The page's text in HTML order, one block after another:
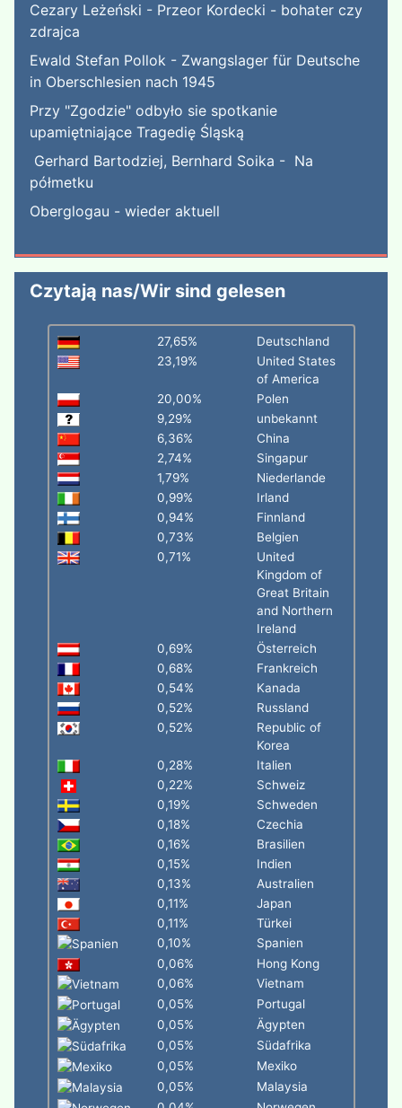
Cezary Leżeński - Przeor Kordecki - bohater czy
zdrajca
Ewald Stefan Pollok - Zwangslager für Deutsche
in Oberschlesien nach 1945
Przy "Zgodzie" odbyło sie spotkanie
upamiętniające Tragedię Śląską
Gerhard Bartodziej, Bernhard Soika - Na
półmetku
Oberglogau - wieder aktuell
Czytają nas/Wir sind gelesen
27,65%
Deutschland
23,19%
United States
of America
20,00%
Polen
9,29%
unbekannt
6,36%
China
2,74%
Singapur
1,79%
Niederlande
0,99%
Irland
0,94%
Finnland
0,73%
Belgien
0,71%
United
Kingdom of
Great Britain
and Northern
Ireland
0,69%
Österreich
0,68%
Frankreich
0,54%
Kanada
0,52%
Russland
0,52%
Republic of
Korea
0,28%
Italien
0,22%
Schweiz
0,19%
Schweden
0,18%
Czechia
0,16%
Brasilien
0,15%
Indien
0,13%
Australien
0,11%
Japan
0,11%
Türkei
0,10%
Spanien
0,06%
Hong Kong
0,06%
Vietnam
0,05%
Portugal
0,05%
Ägypten
0,05%
Südafrika
0,05%
Mexiko
0,05%
Malaysia